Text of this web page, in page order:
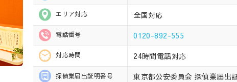
エリア対応 全国対応
電話番号 0120-892-555
対応時間 24時間電話対応
探偵業届出証明番号 東京都公安委員会 探偵業届出